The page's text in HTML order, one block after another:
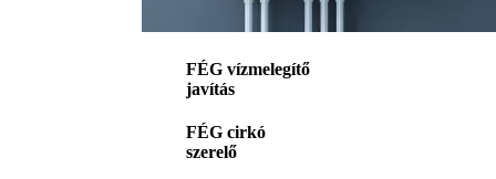
FÉG vízmelegítő
javítás
FÉG cirkó
szerelő